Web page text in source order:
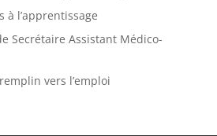
à l’apprentissage
Secrétaire Assistant Médico-
vers l’emploi